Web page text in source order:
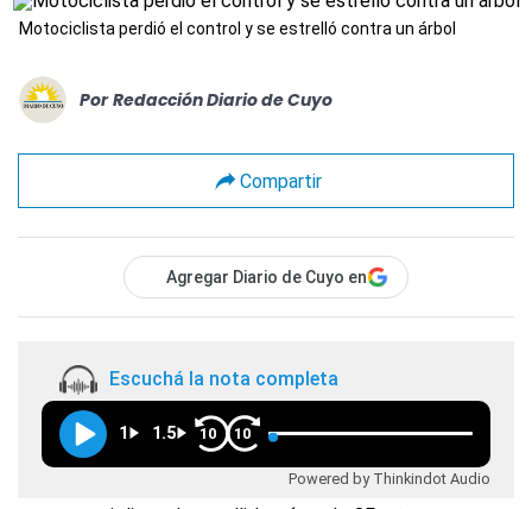
Motociclista perdió el control y se estrelló contra un árbol
Por Redacción Diario de Cuyo
Compartir
Agregar Diario de Cuyo en
Escuchá la nota completa
1 1.5 10 10
Powered by Thinkindot Audio